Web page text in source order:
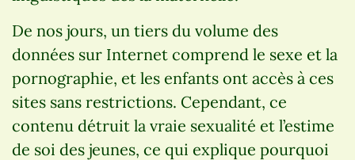
De nos jours, un tiers du volume des
données sur Internet comprend le sexe et la
pornographie, et les enfants ont accès à ces
sites sans restrictions. Cependant, ce
contenu détruit la vraie sexualité et l’estime
de soi des jeunes, ce qui explique pourquoi